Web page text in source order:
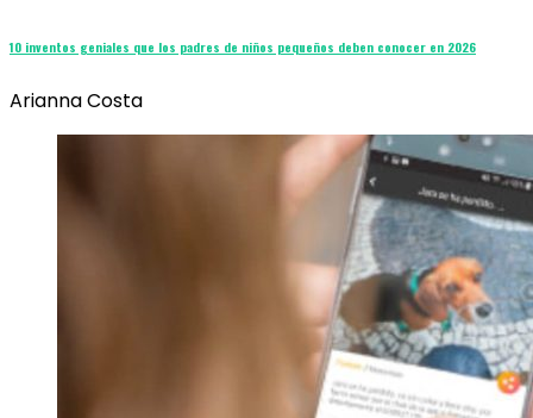
10 inventos geniales que los padres de niños pequeños deben conocer en 2026
Arianna Costa